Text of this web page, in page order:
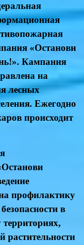
«Останови
Кампания
на
лесных
Ежегодно
происходит
профилактику
в
растительности